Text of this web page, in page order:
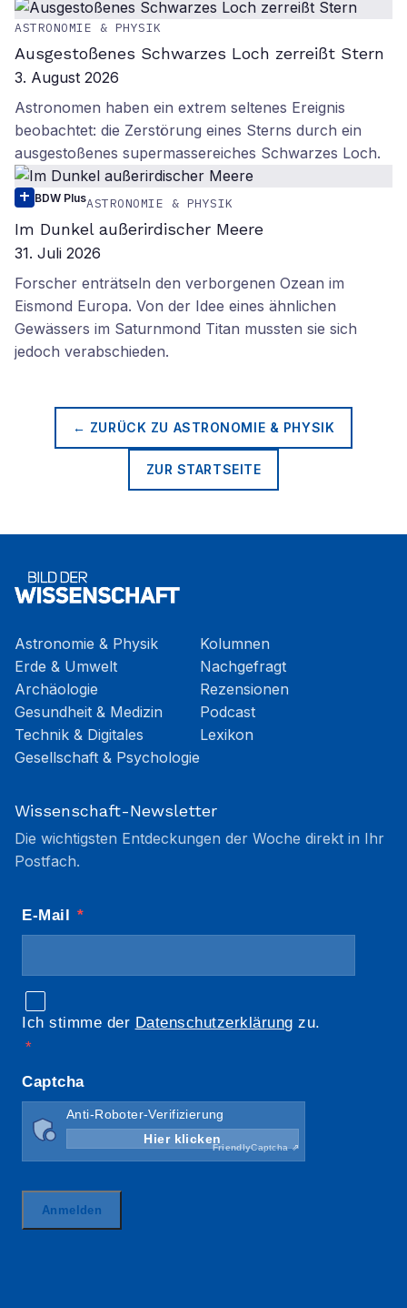
ASTRONOMIE & PHYSIK
Ausgestoßenes Schwarzes Loch zerreißt Stern
3. August 2026
Astronomen haben ein extrem seltenes Ereignis
beobachtet: die Zerstörung eines Sterns durch ein
ausgestoßenes supermassereiches Schwarzes Loch.
BDW PlusASTRONOMIE & PHYSIK
Im Dunkel außerirdischer Meere
31. Juli 2026
Forscher enträtseln den verborgenen Ozean im
Eismond Europa. Von der Idee eines ähnlichen
Gewässers im Saturnmond Titan mussten sie sich
jedoch verabschieden.
← ZURÜCK ZU ASTRONOMIE & PHYSIK
ZUR STARTSEITE
Astronomie & Physik
Erde & Umwelt
Archäologie
Gesundheit & Medizin
Technik & Digitales
Gesellschaft & Psychologie
Kolumnen
Nachgefragt
Rezensionen
Podcast
Lexikon
Wissenschaft-Newsletter
Die wichtigsten Entdeckungen der Woche direkt in Ihr
Postfach.